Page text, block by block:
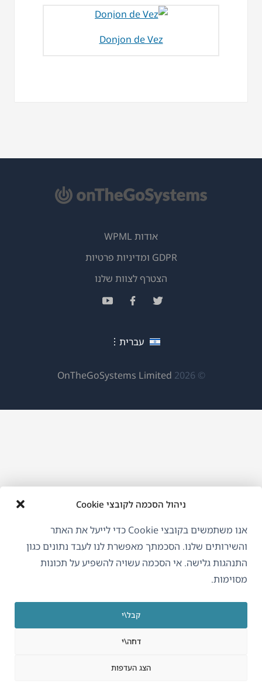
ניהול הסכמה לקובצי Cookie
אנו משתמשים בקובצי Cookie כדי לייעל את האתר
והשירותים שלנו. הסכמתך מאפשרת לנו לעבד נתונים כגון
התנהגות גלישה. אי הסכמה עשויה להשפיע על תכונות
מסוימות.
קבל\י
דחה\י
הצג העדפות
Donjon de Vez
© 2026
OnTheGoSystems Limited
חדש)
עברית
אודות WPML
GDPR ומדיניות פרטיות
הצטרף לצוות שלנו(נפתח
(נפתח
(נפתח(נפתח